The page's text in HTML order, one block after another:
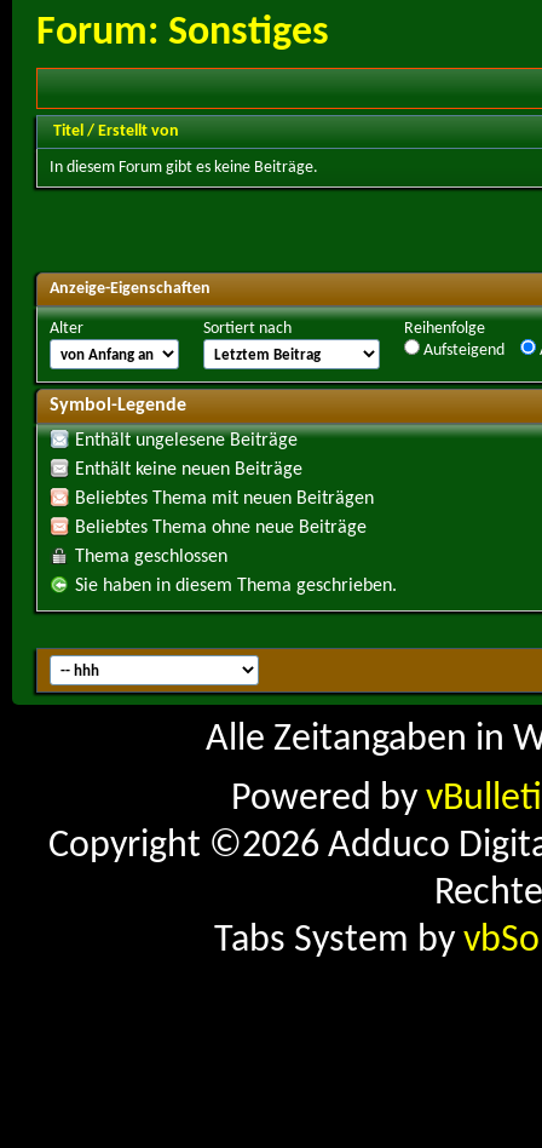
Forum: Sonstiges
Titel / Erstellt von
In diesem Forum gibt es keine Beiträge.
Anzeige-Eigenschaften
Alter Sortiert nach
Reihenfolge
Aufsteigend
Symbol-Legende
Enthält ungelesene Beiträge
Enthält keine neuen Beiträge
Beliebtes Thema mit neuen Beiträgen
Beliebtes Thema ohne neue Beiträge
Thema geschlossen
Sie haben in diesem Thema geschrieben.
Alle Zeitangaben in
Powered by
Copyright ©2026 Adduco
Tabs System by